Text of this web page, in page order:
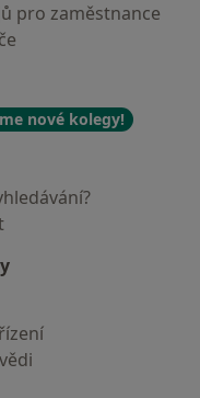
pro zaměstnance
nové kolegy!